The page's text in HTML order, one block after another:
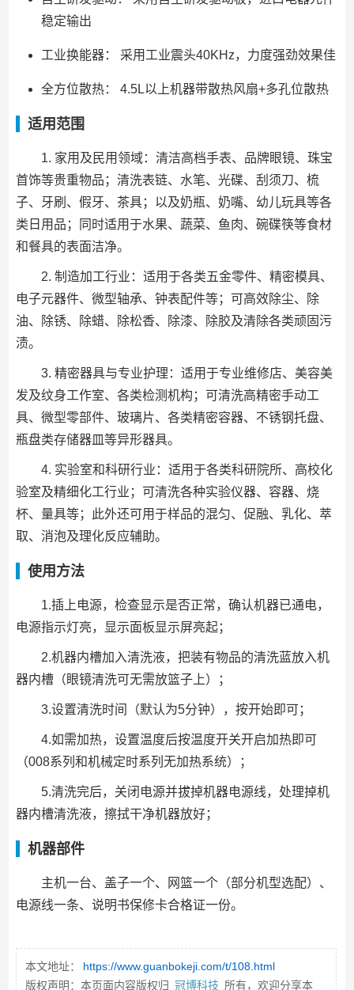
稳定输出
工业换能器： 采用工业震头40KHz，力度强劲效果佳
全方位散热： 4.5L以上机器带散热风扇+多孔位散热
适用范围
1. 家用及民用领域：清洁高档手表、品牌眼镜、珠宝
首饰等贵重物品；清洗表链、水笔、光碟、刮须刀、梳
子、牙刷、假牙、茶具；以及奶瓶、奶嘴、幼儿玩具等各
类日用品；同时适用于水果、蔬菜、鱼肉、碗碟筷等食材
和餐具的表面洁净。
2. 制造加工行业：适用于各类五金零件、精密模具、
电子元器件、微型轴承、钟表配件等；可高效除尘、除
油、除锈、除蜡、除松香、除漆、除胶及清除各类顽固污
渍。
3. 精密器具与专业护理：适用于专业维修店、美容美
发及纹身工作室、各类检测机构；可清洗高精密手动工
具、微型零部件、玻璃片、各类精密容器、不锈钢托盘、
瓶盘类存储器皿等异形器具。
4. 实验室和科研行业：适用于各类科研院所、高校化
验室及精细化工行业；可清洗各种实验仪器、容器、烧
杯、量具等；此外还可用于样品的混匀、促融、乳化、萃
取、消泡及理化反应辅助。
使用方法
1.插上电源，检查显示是否正常，确认机器已通电，
电源指示灯亮，显示面板显示屏亮起；
2.机器内槽加入清洗液，把装有物品的清洗蓝放入机
器内槽（眼镜清洗可无需放篮子上）；
3.设置清洗时间（默认为5分钟），按开始即可；
4.如需加热，设置温度后按温度开关开启加热即可
（008系列和机械定时系列无加热系统）；
5.清洗完后，关闭电源并拔掉机器电源线，处理掉机
器内槽清洗液，擦拭干净机器放好；
机器部件
主机一台、盖子一个、网篮一个（部分机型选配）、
电源线一条、说明书保修卡合格证一份。
本文地址：
https://www.guanbokeji.com/t/108.html
版权声明：本页面内容版权归 冠博科技 所有，欢迎分享本